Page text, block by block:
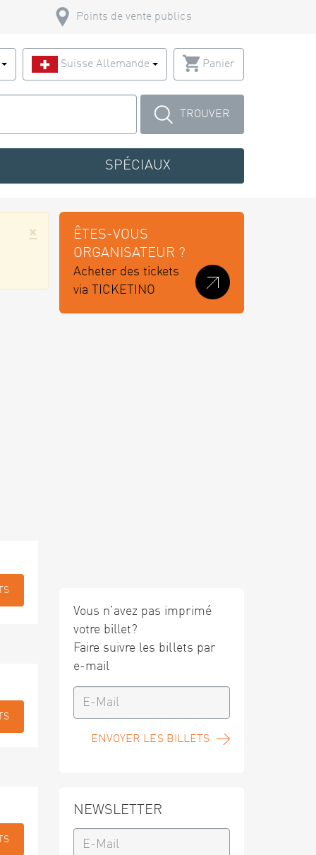
Points de vente publics
Suisse Allemande Panier
TROUVER
SPÉCIAUX
×
ÊTES-VOUS
ORGANISATEUR ?
Acheter des tickets
via TICKETINO
Vous n’avez pas imprimé
votre billet?
Faire suivre les billets par
e-mail
ENVOYER LES BILLETS
NEWSLETTER